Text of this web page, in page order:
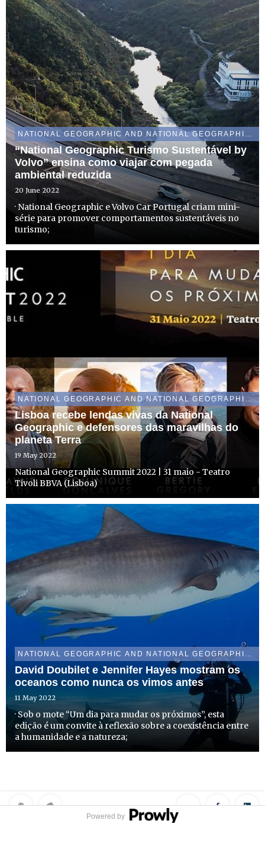
“Segurança Aeroportuár...
“National Geographic Turismo Sustentável by
Volvo” ensina como viajar com pegada
ambiental reduzida
20 June 2022
· National Geographic e Volvo Car Portugal criam mini-
série para promover comportamentos sustentáveis no
turismo;
NATIONAL GEOGRAPHIC AND NATIONAL GEOGRAPHIC WILD
Lisboa recebe lendas vivas da National
Geographic e defensores das maravilhas do
planeta Terra
19 May 2022
National Geographic Summit 2022 | 31 maio - Teatro
Tivoli BBVA (Lisboa)
David Doubilet e Jennifer Hayes mostram os
oceanos como nunca os vimos antes
11 May 2022
· Sob o mote “Um dia para mudar os próximos”, esta
edição é um convite à reflexão sobre a coexistência entre
a humanidade e a natureza;
Powered by